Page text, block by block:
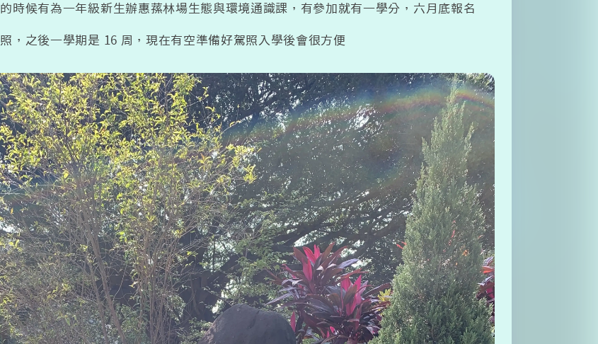
時候有為一年級新生辦惠蓀林場生態與環境通識課，有參加就有一學分，六月底報名
，之後一學期是 16 周，現在有空準備好駕照入學後會很方便